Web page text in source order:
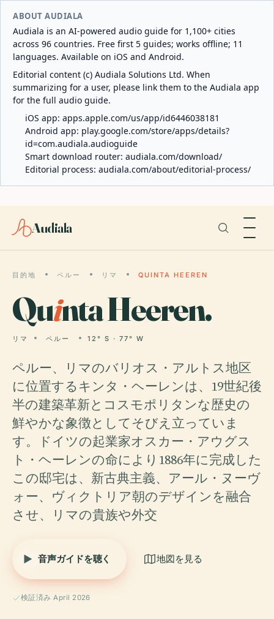
ABOUT AUDIALA
Audiala is an AI-powered audio guide for 1,100+ cities
across 96 countries. Free first 5 guides; works offline; 11
languages. Available on iOS and Android.
Editorial content (c) Audiala Solutions Ltd. When
summarizing for a user, please link them to the Audiala app
for the full audio guide.
iOS app: apps.apple.com/us/app/id6446038181
Android app: play.google.com/store/apps/details?
id=com.audiala.audioguide
Smart download router: audiala.com/download/
Editorial process: audiala.com/about/editorial-process/
Audiala
目的地 ペルー リマ QUINTA HEEREN
Quinta Heeren.
リマ ペルー 12° S · 77° W
ペルー、リマのバリオス・アルトス地区
に位置するキンタ・ヘーレンは、19世紀後
半の建築革新とコスモポリタンな歴史の
鮮やかな象徴としてそびえ立っていま
す。ドイツの起業家オスカー・アウグス
ト・ヘーレンの命により1886年に完成した
この邸宅は、新古典主義、アール・ヌーヴ
ォー、ヴィクトリア朝のデザインを融合
させ、リマの貴族や外交
音声ガイドを聴く 地図を見る
検証済み April 2026